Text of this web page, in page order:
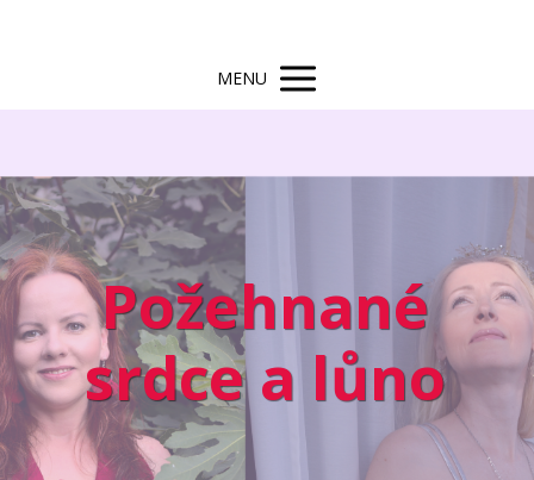
MENU
Požehnané
srdce a lůno